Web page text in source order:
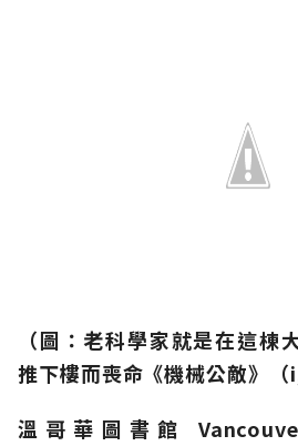
（圖： 老科學家就是在這棟
推下樓而喪命《機械公敵》（
溫哥華圖書館